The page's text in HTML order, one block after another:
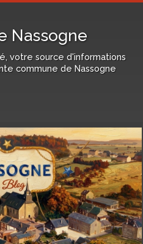
Nassogne
votre source d'informations
commune de Nassogne